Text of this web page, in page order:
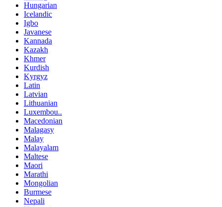
Hungarian
Icelandic
Igbo
Javanese
Kannada
Kazakh
Khmer
Kurdish
Kyrgyz
Latin
Latvian
Lithuanian
Luxembou..
Macedonian
Malagasy
Malay
Malayalam
Maltese
Maori
Marathi
Mongolian
Burmese
Nepali